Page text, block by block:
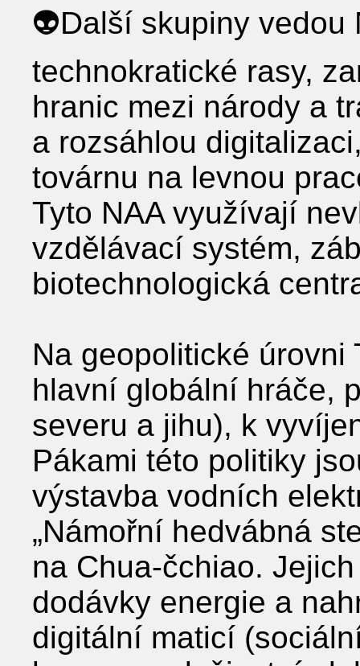
👽Další skupiny vedou
technokratické rasy,
hranic mezi národy a
a rozsáhlou
továrnu na levnou
Tyto NAA využívají
vzdělávací systém,
biotechnologická
Na geopolitické
hlavní globální hráče,
severu a jihu), k
Pákami této politiky
výstavba vodních
„Námořní hedvábná
na Chua-čchiao.
dodávky energie a
digitální maticí